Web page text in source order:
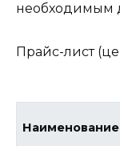
необходимым
Прайс-лист
Наименование